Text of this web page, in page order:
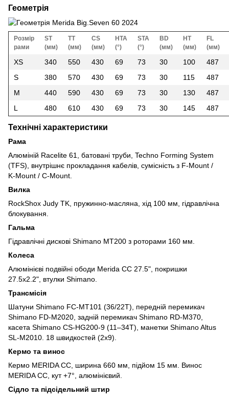
Геометрія
Розмір
рами
ST
(мм)
TT
(мм)
CS
(мм)
HTA
(°)
STA
(°)
BD
(мм)
HT
(мм)
FL
(мм)
XS 340 550 430 69 73 30 100
487
S
380 570 430 69 73 30 115
487
M
440 590 430 69 73 30 130
487
L
480 610 430 69 73 30 145 487
Технічні характеристики
Рама
Алюміній Racelite 61, батовані труби, Techno Forming System
(TFS), внутрішнє прокладання кабелів, сумісність з F-Mount /
K-Mount / C-Mount.
Вилка
RockShox Judy TK, пружинно-масляна, хід 100 мм, гідравлічна
блокування.
Гальма
Гідравлічні дискові Shimano MT200 з роторами 160 мм.
Колеса
Алюмінієві подвійні ободи Merida CC 27.5", покришки
27.5x2.2", втулки Shimano.
Трансмісія
Шатуни Shimano FC-MT101 (36/22T), передній перемикач
Shimano FD-M2020, задній перемикач Shimano RD-M370,
касета Shimano CS-HG200-9 (11–34T), манетки Shimano Altus
SL-M2010. 18 швидкостей (2x9).
Кермо та винос
Кермо MERIDA CC, ширина 660 мм, підйом 15 мм. Винос
MERIDA CC, кут +7°, алюмінієвий.
Сідло та підсідельний штир